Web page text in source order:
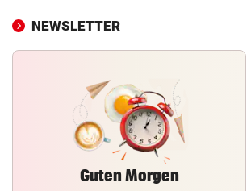
NEWSLETTER
Guten Morgen